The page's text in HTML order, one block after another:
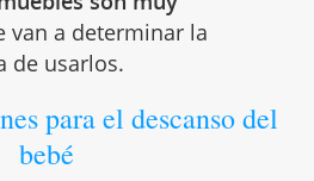
van a determinar la
de usarlos.
para el descanso del
bebé